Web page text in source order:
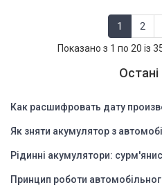
1 2
Показано з 1 по 20 із
Остані
Как расшифровать дату
Як зняти акумулятор з
Рідинні акумулятори:
Принцип роботи